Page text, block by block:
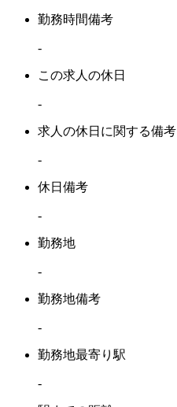
勤務時間備考
-
この求人の休日
-
求人の休日に関する備考
-
休日備考
-
勤務地
-
勤務地備考
-
勤務地最寄り駅
-